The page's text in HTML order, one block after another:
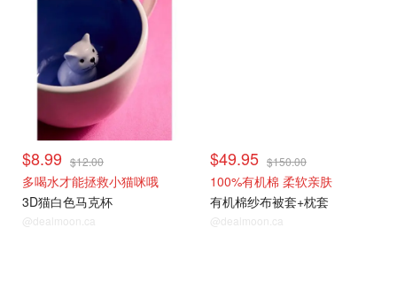
$8.99 $12.00
多喝水才能拯救小猫咪哦
3D猫白色马克杯
@dealmoon.ca
$49.95 $150.00
100%有机棉 柔软亲肤
有机棉纱布被套+枕套
@dealmoon.ca